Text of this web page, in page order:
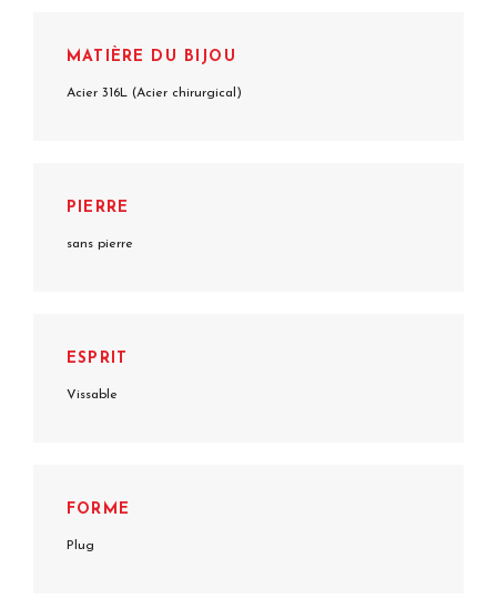
MATIÈRE DU BIJOU
Acier 316L (Acier chirurgical)
PIERRE
sans pierre
ESPRIT
Vissable
FORME
Plug